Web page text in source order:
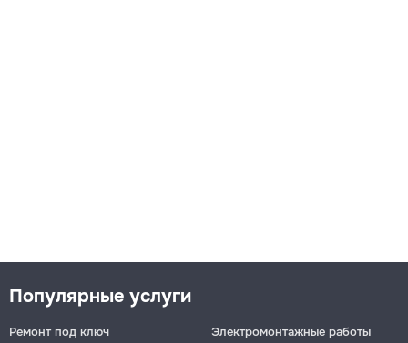
Популярные услуги
Ремонт под ключ
Электромонтажные работы